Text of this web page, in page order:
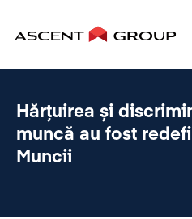
Hărțuirea și
muncă au fost
Muncii